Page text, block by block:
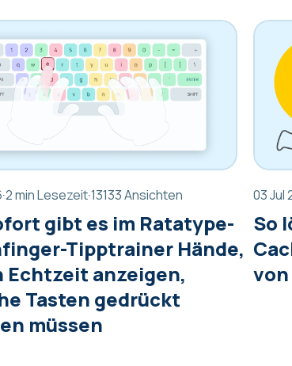
·2 min Lesezeit·13133 Ansichten
gibt es im Ratatype-
Tipptrainer Hände,
Echtzeit anzeigen,
Tasten gedrückt
müssen
03 Jul
So